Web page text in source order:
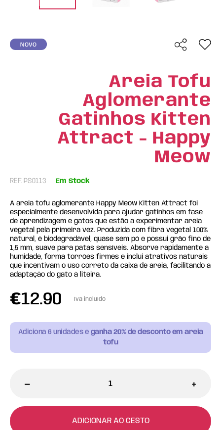
NOVO
Areia Tofu
Aglomerante
Gatinhos Kitten
Attract - Happy
Meow
REF: PS0113 Em Stock
A areia tofu aglomerante Happy Meow Kitten Attract foi
especialmente desenvolvida para ajudar gatinhos em fase
de aprendizagem e gatos que estão a experimentar areia
vegetal pela primeira vez. Produzida com fibra vegetal 100%
natural, é biodegradável, quase sem pó e possui grão fino de
1,5 mm, suave para patas sensíveis. Absorve rapidamente a
humidade, forma torrões firmes e inclui atrativos naturais
que incentivam o uso correto da caixa de areia, facilitando a
adaptação do gato à liteira.
€12.90 Iva incluído
Adiciona 6 unidades e ganha 20% de desconto em areia
tofu
- +
ADICIONAR AO CESTO